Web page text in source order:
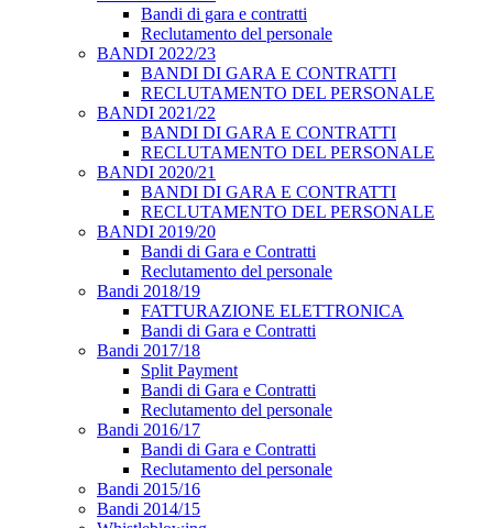
Bandi di gara e contratti
Reclutamento del personale
BANDI 2022/23
BANDI DI GARA E CONTRATTI
RECLUTAMENTO DEL PERSONALE
BANDI 2021/22
BANDI DI GARA E CONTRATTI
RECLUTAMENTO DEL PERSONALE
BANDI 2020/21
BANDI DI GARA E CONTRATTI
RECLUTAMENTO DEL PERSONALE
BANDI 2019/20
Bandi di Gara e Contratti
Reclutamento del personale
Bandi 2018/19
FATTURAZIONE ELETTRONICA
Bandi di Gara e Contratti
Bandi 2017/18
Split Payment
Bandi di Gara e Contratti
Reclutamento del personale
Bandi 2016/17
Bandi di Gara e Contratti
Reclutamento del personale
Bandi 2015/16
Bandi 2014/15